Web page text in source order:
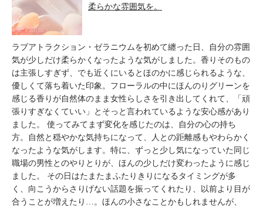
柔らかな雰囲気を。
ラブアトラクション・ゼラニウムを初めて纏った日、自分の雰囲
気が少しだけ柔らかくなったような気がしました。香りそのもの
は主張しすぎず、でも近くにいるとほのかに感じられるような、
優しくて落ち着いた印象。フローラルの中にほんのりグリーンを
感じる香りが自然体のまま女性らしさを引き出してくれて、「頑
張りすぎなくていい」とそっと言われているような安心感があり
ました。 使ってみてまず変化を感じたのは、自分の心の持ち
方。自然と穏やかな気持ちになって、人との距離感もやわらかく
なったような気がします。特に、ずっと少し気になっていた同じ
職場の男性とのやりとりが、ほんの少しだけ変わったように感じ
ました。 その日はたまたまふたりきりになるタイミングが多
く、向こうからさりげない話題を振ってくれたり、以前より目が
合うことが増えたり…。ほんの小さなことかもしれませんが、